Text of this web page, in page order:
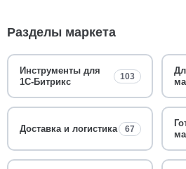
Разделы маркета
Инструменты для
1С-Битрикс
103
Доставка и логистика 67